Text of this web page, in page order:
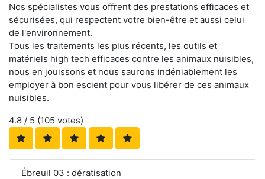
Nos spécialistes vous offrent des prestations efficaces et
sécurisées, qui respectent votre bien-être et aussi celui
de l'environnement.
Tous les traitements les plus récents, les outils et
matériels high tech efficaces contre les animaux nuisibles,
nous en jouissons et nous saurons indéniablement les
employer à bon escient pour vous libérer de ces animaux
nuisibles.
4.8 / 5 (105 votes)
Ébreuil 03 : dératisation